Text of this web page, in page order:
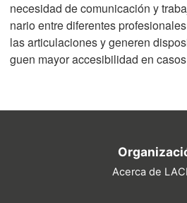
necesidad de comunicación y
nario entre diferentes
las articulaciones y generen
guen mayor accesibilidad en
Acerca de